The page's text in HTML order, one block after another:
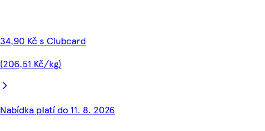
34,90 Kč s Clubcard
(206,51 Kč/kg)
Nabídka platí do 11. 8. 2026